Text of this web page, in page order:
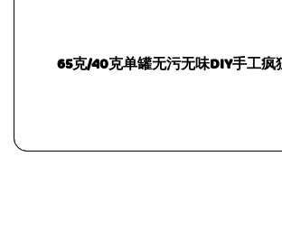
65克/40克单罐无污无味DIY手工疯